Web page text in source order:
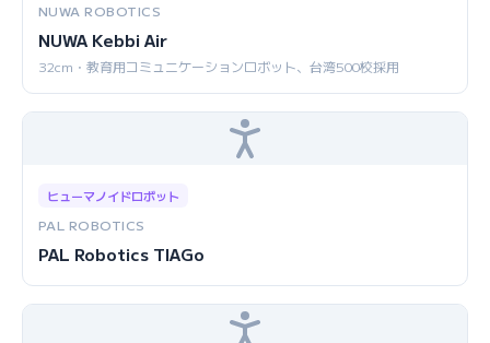
NUWA ROBOTICS
NUWA Kebbi Air
32cm・教育用コミュニケーションロボット、台湾500校採用
ヒューマノイドロボット
PAL ROBOTICS
PAL Robotics TIAGo